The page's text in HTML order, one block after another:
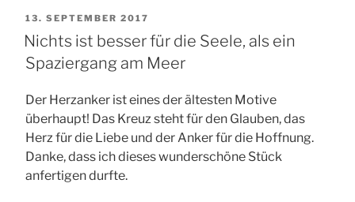
VERÖFFENTLICHT
AM
13. SEPTEMBER 2017
Nichts ist besser für die Seele, als ein
Spaziergang am Meer
Der Herzanker ist eines der ältesten Motive
überhaupt! Das Kreuz steht für den Glauben, das
Herz für die Liebe und der Anker für die Hoffnung.
Danke, dass ich dieses wunderschöne Stück
anfertigen durfte.